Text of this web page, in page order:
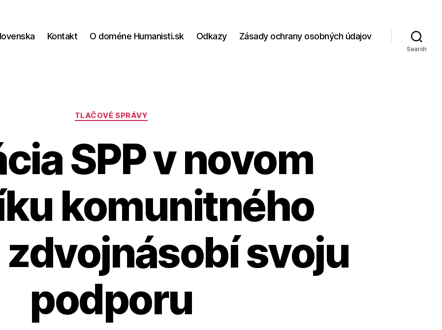
Kontakt O doméne Humanisti.sk Odkazy Zásady ochrany osobných údajov
Search
Kategórie
TLAČOVÉ SPRÁVY
SPP v novom
komunitného
svoju
podporu